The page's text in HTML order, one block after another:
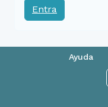
Entra
Ayuda